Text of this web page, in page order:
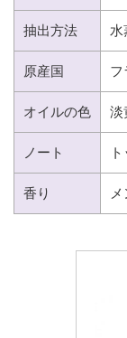
抽出方法 水
原産国 フ
オイルの色 淡
ノート
香り